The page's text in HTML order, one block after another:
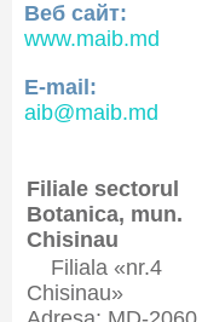
Веб сайт:
www.maib.md
E-mail:
aib@maib.md
Filiale sectorul
Botanica, mun.
Chisinau
Filiala «nr.4
Chisinau»